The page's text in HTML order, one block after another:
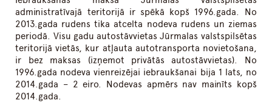
administratīvajā teritorijā ir spēkā kopš 1996.gada. No
2013.gada rudens tika atcelta nodeva rudens un ziemas
periodā. Visu gadu autostāvvietas Jūrmalas valstspilsētas
teritorijā vietās, kur atļauta autotransporta novietošana,
ir bez maksas (izņemot privātās autostāvvietas). No
1996.gada nodeva vienreizējai iebraukšanai bija 1 lats, no
2014.gada – 2 eiro. Nodevas apmērs nav mainīts kopš
2014.gada.